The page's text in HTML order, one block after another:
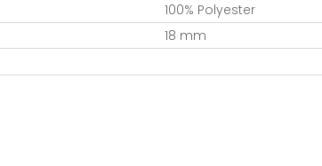
100% Polyester
18 mm